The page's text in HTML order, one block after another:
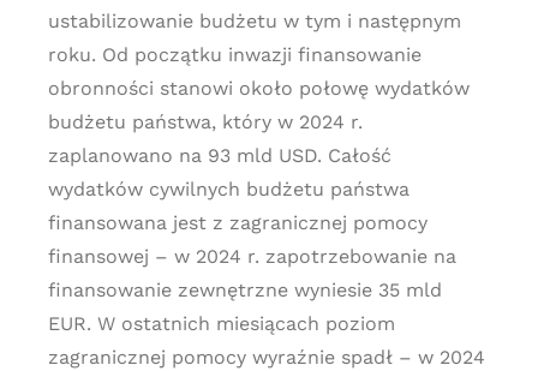
ustabilizowanie budżetu w tym i następnym
roku. Od początku inwazji finansowanie
obronności stanowi około połowę wydatków
budżetu państwa, który w 2024 r.
zaplanowano na 93 mld USD. Całość
wydatków cywilnych budżetu państwa
finansowana jest z zagranicznej pomocy
finansowej – w 2024 r. zapotrzebowanie na
finansowanie zewnętrzne wyniesie 35 mld
EUR. W ostatnich miesiącach poziom
zagranicznej pomocy wyraźnie spadł – w 2024